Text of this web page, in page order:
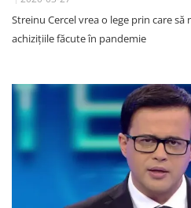
Streinu Cercel vrea o lege prin care
achizițiile făcute în pandemie